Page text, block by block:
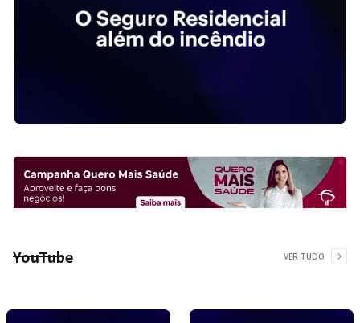
YouTube VER TUDO